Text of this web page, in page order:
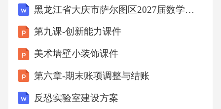
人。上课专心听讲，积极思考，大胆提问。课
锻炼身体.积极参加集体活动。遵守公共秩序。
认真做值日，保持教室、校园整洁。珍爱生
命，注意安全。
如何做遵守纪律的中学生反面案例启示该资料
黑龙江省大庆市萨尔图区2027届数学六年级第一学期期末质量检测试题含解析
第九课-创新能力课件
美术墙壁小装饰课件
第六章-期末账项调整与结账
反恐实验室建设方案